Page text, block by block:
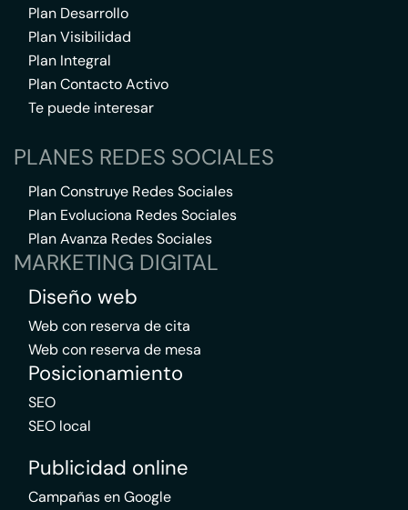
Plan Desarrollo
Plan Visibilidad
Plan Integral
Plan Contacto Activo
Te puede interesar
PLANES REDES SOCIALES
Plan Construye Redes Sociales
Plan Evoluciona Redes Sociales
Plan Avanza Redes Sociales
MARKETING DIGITAL
Diseño web
Web con reserva de cita
Web con reserva de mesa
Posicionamiento
SEO
SEO local
Publicidad online
Campañas en Google